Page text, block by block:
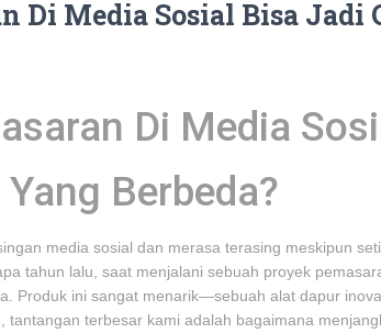
Di Media Sosial Bisa Jadi
Di Media
Berbeda?
media sosial dan merasa terasing meskipun
tahun lalu, saat menjalani sebuah proyek
Produk ini sangat menarik—sebuah alat dapur
tantangan terbesar kami adalah bagaimana